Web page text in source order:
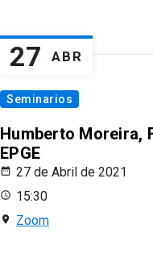
27 ABR
Seminarios
Humberto Moreira,
EPGE
27 de Abril de 2021
15:30
Zoom